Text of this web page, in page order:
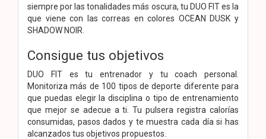
siempre por las tonalidades más oscura, tu DUO FIT es la
que viene con las correas en colores OCEAN DUSK y
SHADOW NOIR.
Consigue tus objetivos
DUO FIT es tu entrenador y tu coach personal.
Monitoriza más de 100 tipos de deporte diferente para
que puedas elegir la disciplina o tipo de entrenamiento
que mejor se adecue a ti. Tu pulsera registra calorías
consumidas, pasos dados y te muestra cada día si has
alcanzados tus objetivos propuestos.